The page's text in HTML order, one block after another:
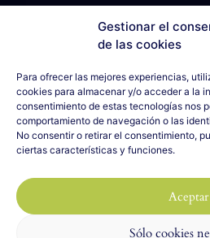
Gestionar el
de las cookies
Para ofrecer las mejores experiencias,
cookies para almacenar y/o acceder a la
consentimiento de estas tecnologías nos
comportamiento de navegación o las
No consentir o retirar el consentimiento,
ciertas características y funciones.
Aceptar
Sólo cookies
SÁBILIS
C/ Cabo Noval, 5
635 990
Aviso Legal y
Política de
Diseño web realizado por